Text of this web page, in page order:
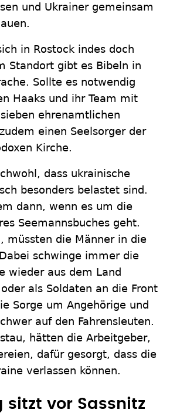
und Ukrainer gemeinsam
in Rostock indes doch
Standort gibt es Bibeln in
Sollte es notwendig
Haaks und ihr Team mit
ehrenamtlichen
einen Seelsorger der
Kirche.
dass ukrainische
besonders belastet sind.
dann, wenn es um die
Seemannsbuches geht.
müssten die Männer in die
schwinge immer die
wieder aus dem Land
als Soldaten an die Front
Sorge um Angehörige und
auf den Fahrensleuten.
hätten die Arbeitgeber,
dafür gesorgt, dass die
verlassen können.
sitzt vor Sassnitz